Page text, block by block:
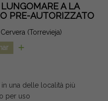
A LA
PRE-AUTORIZZATO
(Torrevieja)
una delle località più
per uso